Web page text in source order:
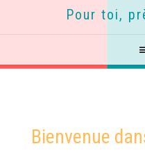
Pour toi,
Bienvenue